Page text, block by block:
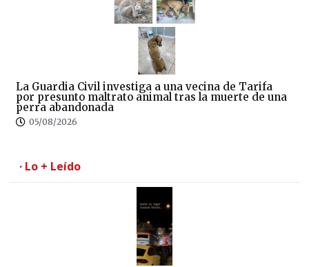
La Guardia Civil investiga a una vecina de Tarifa
por presunto maltrato animal tras la muerte de una
perra abandonada
05/08/2026
· Lo + Leído